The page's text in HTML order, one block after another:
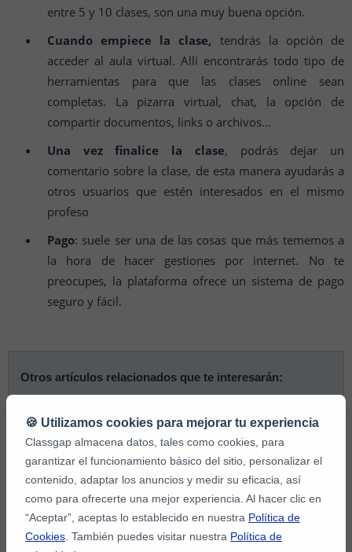
entre 5 y 10 clases, son una muy buena opción.
Cuando empiece la clase, tendrás la opción de
acceder al aula virtual. Allí encontrarás todo tipo de
herramientas para que las clases online sean
completas. La pizarra virtual, chat, la opción de
compartir documentos, links o archivos…
Una vez finalice la clase, podrás dejar un
comentario sobre la clase, de esta manera ayudarás a
otros usuarios que estén interesados en el mismo
profeso
Pago: suele ser una de las cosas que más tememos a
la hora de hacer gestiones por internet. No te
preocupes, la plataforma ofrece un sistema de pago
seguro y fácil.
Otros artículos relacionados que te interesarán:
Cómo son las clases online de matemáticas para
niños
Los mejores trucos de matemáticas para niños de
primaria
Tips para que tu hijo disfrute de las clases online de
matemáticas
🍪 Utilizamos cookies para mejorar tu experiencia
Classgap almacena datos, tales como cookies, para
garantizar el funcionamiento básico del sitio, personalizar el
contenido, adaptar los anuncios y medir su eficacia, así
como para ofrecerte una mejor experiencia. Al hacer clic en
“Aceptar”, aceptas lo establecido en nuestra Política de
Cookies . También puedes visitar nuestra Política de